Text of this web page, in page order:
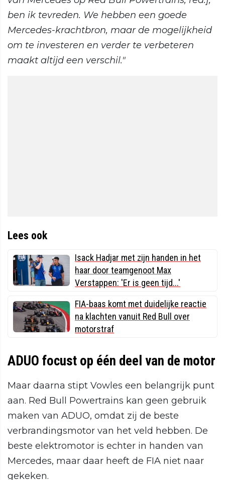
ben ik tevreden. We hebben een goede
Mercedes-krachtbron, maar de mogelijkheid
om te investeren en verder te verbeteren
maakt altijd een verschil."
Lees ook
Isack Hadjar met zijn handen in het
haar door teamgenoot Max
Verstappen: 'Er is geen tijd...'
FIA-baas komt met duidelijke reactie
na klachten vanuit Red Bull over
motorstraf
ADUO focust op één deel van de motor
Maar daarna stipt Vowles een belangrijk punt
aan. Red Bull Powertrains kan geen gebruik
maken van ADUO, omdat zij de beste
verbrandingsmotor van het veld hebben. De
beste elektromotor is echter in handen van
Mercedes, maar daar heeft de FIA niet naar
gekeken.